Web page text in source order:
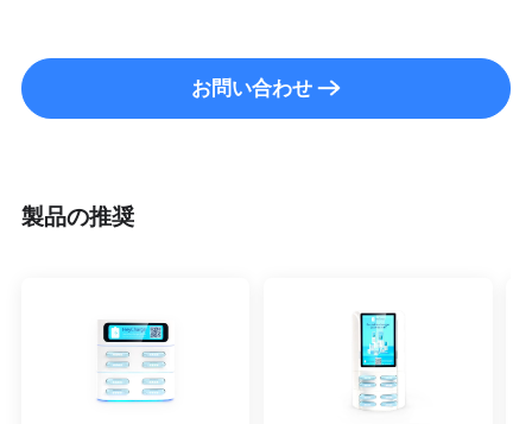
お問い合わせ
製品の推奨